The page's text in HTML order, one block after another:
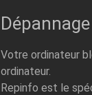
Votre ordinateur
ordinateur.
Repinfo est le